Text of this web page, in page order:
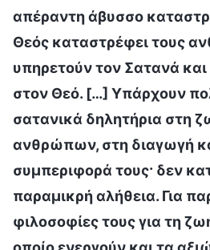
απέραντη άβυσσο
Θεός καταστρέφει τους
υπηρετούν τον Σατανά και
στον Θεό. […] Υπάρχουν
σατανικά δηλητήρια στη
ανθρώπων, στη διαγωγή
συμπεριφορά τους· δεν
παραμικρή αλήθεια. Για
φιλοσοφίες τους για τη